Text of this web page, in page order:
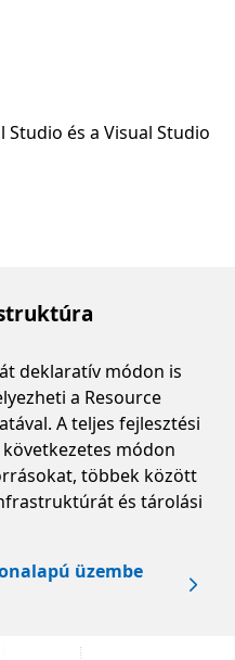
Studio és a Visual Studio
deklaratív módon is
a Resource
A teljes fejlesztési
módon
többek között
és tárolási
üzembe